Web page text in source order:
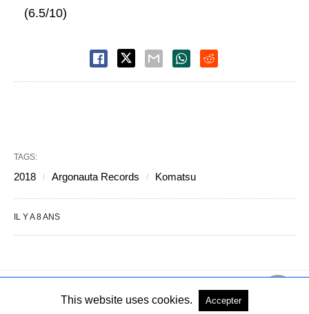
(6.5/10)
TAGS:
2018 Argonauta Records Komatsu
IL Y A 8 ANS
Copyright © 2004-2026 - Tous droits réservés Voir la version PC
This website uses cookies. Accepter